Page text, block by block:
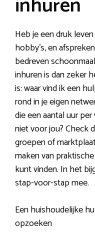
Heb je een druk
hobby’s, en
bedreven
inhuren is dan zeker
is: waar vind ik een
rond in je eigen
die een aantal uur
niet voor jou? Check
groepen of
maken van
kunt vinden. In het
stap-voor-stap mee.
Een huishoudelijke
opzoeken